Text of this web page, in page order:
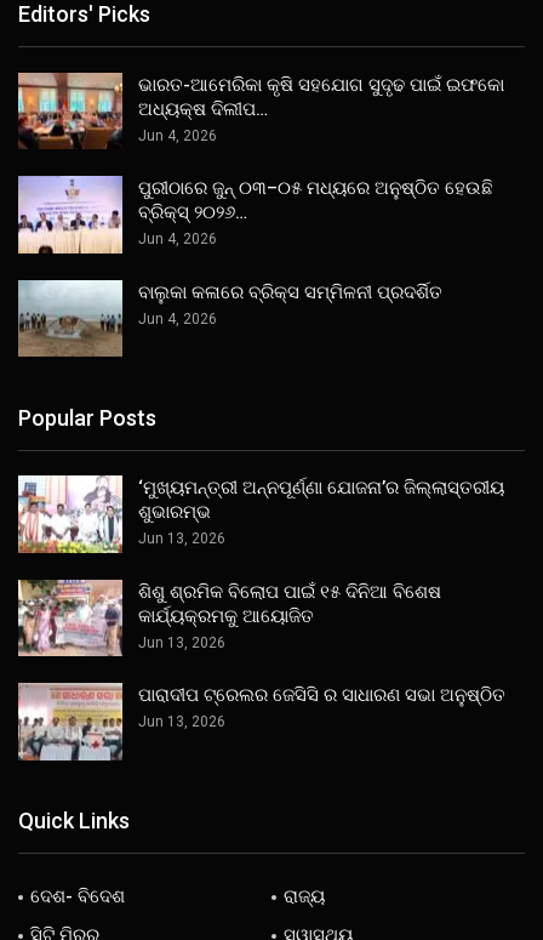
Editors' Picks
ଭାରତ-ଆମେରିକା କୃଷି ସହଯୋଗ ସୁଦୃଢ ପାଇଁ ଇଫକୋ
ଅଧ୍ୟକ୍ଷ ଦିଲୀପ…
Jun 4, 2026
ପୁରୀଠାରେ ଜୁନ୍ ୦୩–୦୫ ମଧ୍ୟରେ ଅନୁଷ୍ଠିତ ହେଉଛି
ବ୍ରିକ୍ସ୍ ୨୦୨୬…
Jun 4, 2026
ବାଲୁକା କଳାରେ ବ୍ରିକ୍ସ ସମ୍ମିଳନୀ ପ୍ରଦର୍ଶିତ
Jun 4, 2026
Popular Posts
‘ମୁଖ୍ୟମନ୍ତ୍ରୀ ଅନ୍ନପୂର୍ଣ୍ଣା ଯୋଜନା’ର ଜିଲ୍ଲାସ୍ତରୀୟ
ଶୁଭାରମ୍ଭ
Jun 13, 2026
ଶିଶୁ ଶ୍ରମିକ ବିଲୋପ ପାଇଁ ୧୫ ଦିନିଆ ବିଶେଷ
କାର୍ଯ୍ୟକ୍ରମକୁ ଆୟୋଜିତ
Jun 13, 2026
ପାରାଦୀପ ଟ୍ରେଲର ଜେସିସି ର ସାଧାରଣ ସଭା ଅନୁଷ୍ଠିତ
Jun 13, 2026
Quick Links
ଦେଶ- ବିଦେଶ
ରାଜ୍ୟ